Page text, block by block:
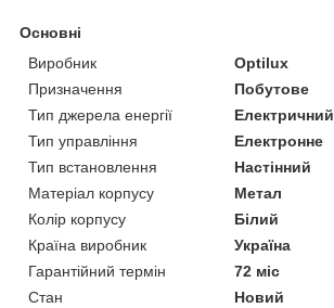
Основні
Виробник
Optilux
Призначення
Побутове
Тип джерела енергії
Електричний
Тип управління
Електронне
Тип встановлення
Настінний
Матеріал корпусу
Метал
Колір корпусу
Білий
Країна виробник
Україна
Гарантійний термін
72 міс
Стан
Новий